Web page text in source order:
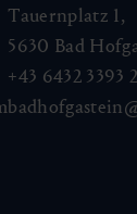
Tauernplatz 1,
5630 Bad
+43 6432 3393